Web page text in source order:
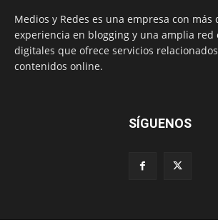
Medios y Redes es una empresa con más
experiencia en blogging y una amplia red
digitales que ofrece servicios
contenidos online.
SÍGUENOS